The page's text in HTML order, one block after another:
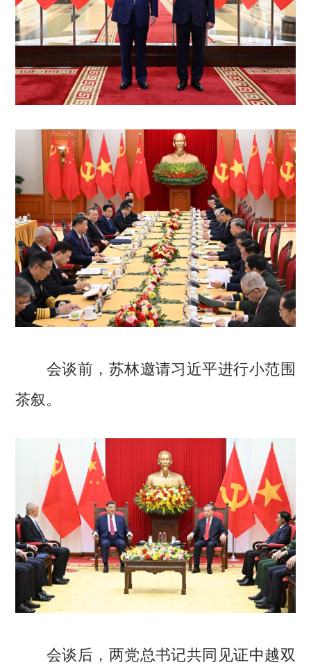
会谈前，苏林邀请习近平进行小范围
茶叙。
会谈后，两党总书记共同见证中越双